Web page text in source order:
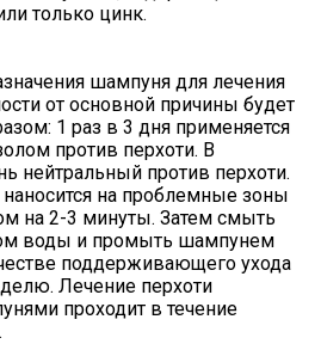
только цинк.
шампуня для лечения
от основной причины будет
1 раз в 3 дня применяется
против перхоти. В
нейтральный против перхоти.
на проблемные зоны
на 2-3 минуты. Затем смыть
воды и промыть шампунем
поддерживающего ухода
Лечение перхоти
проходит в течение